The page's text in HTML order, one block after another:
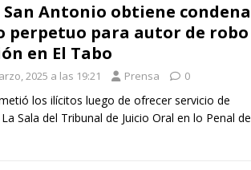
San Antonio obtiene condena
perpetuo para autor de robo
en El Tabo
2025 a las 19:21 Prensa 0
los ilícitos luego de ofrecer servicio de
Sala del Tribunal de Juicio Oral en lo Penal de